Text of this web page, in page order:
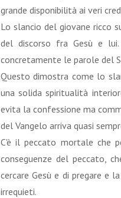
grande disponibilità ai veri
Lo slancio del giovane ricco
del discorso fra Gesù e
concretamente le parole del
Questo dimostra come lo
una solida spiritualità
evita la confessione ma
del Vangelo arriva quasi
C'è il peccato mortale che
conseguenze del peccato,
cercare Gesù e di pregare e
irrequieti.